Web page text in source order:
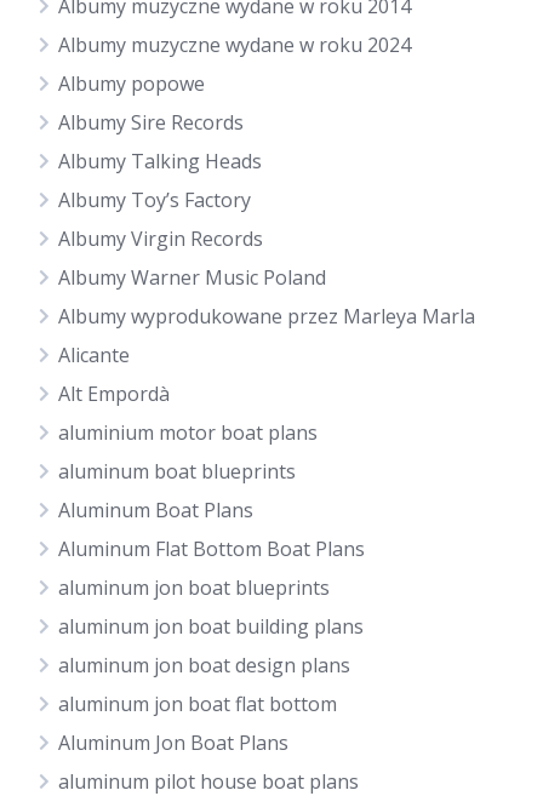
Albumy muzyczne wydane w roku 2014
Albumy muzyczne wydane w roku 2024
Albumy popowe
Albumy Sire Records
Albumy Talking Heads
Albumy Toy’s Factory
Albumy Virgin Records
Albumy Warner Music Poland
Albumy wyprodukowane przez Marleya Marla
Alicante
Alt Empordà
aluminium motor boat plans
aluminum boat blueprints
Aluminum Boat Plans
Aluminum Flat Bottom Boat Plans
aluminum jon boat blueprints
aluminum jon boat building plans
aluminum jon boat design plans
aluminum jon boat flat bottom
Aluminum Jon Boat Plans
aluminum pilot house boat plans